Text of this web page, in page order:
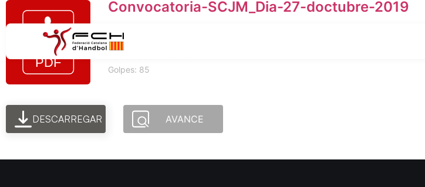
Convocatoria-SCJM_Dia-27-doctubre-2019
Creado: 12-07-2024
Golpes: 85
DESCARREGAR AVANCE